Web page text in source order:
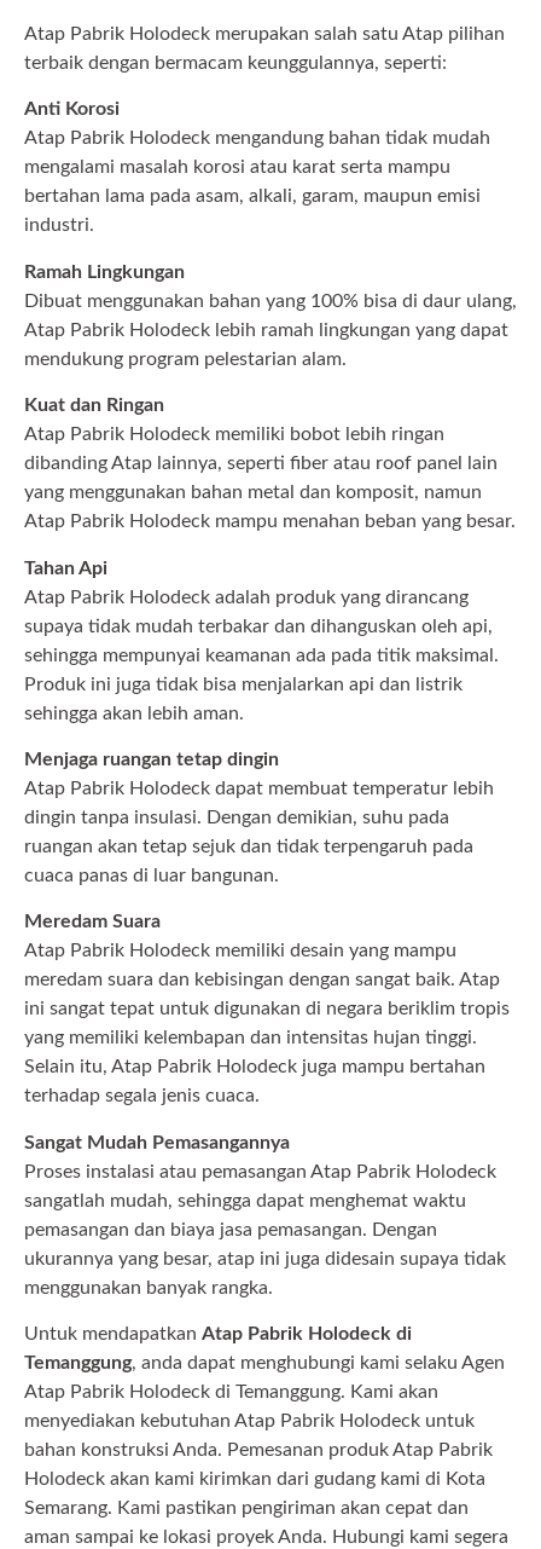
Atap Pabrik Holodeck merupakan salah satu Atap pilihan
terbaik dengan bermacam keunggulannya, seperti:
Anti Korosi
Atap Pabrik Holodeck mengandung bahan tidak mudah
mengalami masalah korosi atau karat serta mampu
bertahan lama pada asam, alkali, garam, maupun emisi
industri.
Ramah Lingkungan
Dibuat menggunakan bahan yang 100% bisa di daur ulang,
Atap Pabrik Holodeck lebih ramah lingkungan yang dapat
mendukung program pelestarian alam.
Kuat dan Ringan
Atap Pabrik Holodeck memiliki bobot lebih ringan
dibanding Atap lainnya, seperti fiber atau roof panel lain
yang menggunakan bahan metal dan komposit, namun
Atap Pabrik Holodeck mampu menahan beban yang besar.
Tahan Api
Atap Pabrik Holodeck adalah produk yang dirancang
supaya tidak mudah terbakar dan dihanguskan oleh api,
sehingga mempunyai keamanan ada pada titik maksimal.
Produk ini juga tidak bisa menjalarkan api dan listrik
sehingga akan lebih aman.
Menjaga ruangan tetap dingin
Atap Pabrik Holodeck dapat membuat temperatur lebih
dingin tanpa insulasi. Dengan demikian, suhu pada
ruangan akan tetap sejuk dan tidak terpengaruh pada
cuaca panas di luar bangunan.
Meredam Suara
Atap Pabrik Holodeck memiliki desain yang mampu
meredam suara dan kebisingan dengan sangat baik. Atap
ini sangat tepat untuk digunakan di negara beriklim tropis
yang memiliki kelembapan dan intensitas hujan tinggi.
Selain itu, Atap Pabrik Holodeck juga mampu bertahan
terhadap segala jenis cuaca.
Sangat Mudah Pemasangannya
Proses instalasi atau pemasangan Atap Pabrik Holodeck
sangatlah mudah, sehingga dapat menghemat waktu
pemasangan dan biaya jasa pemasangan. Dengan
ukurannya yang besar, atap ini juga didesain supaya tidak
menggunakan banyak rangka.
Untuk mendapatkan Atap Pabrik Holodeck di
Temanggung, anda dapat menghubungi kami selaku Agen
Atap Pabrik Holodeck di Temanggung. Kami akan
menyediakan kebutuhan Atap Pabrik Holodeck untuk
bahan konstruksi Anda. Pemesanan produk Atap Pabrik
Holodeck akan kami kirimkan dari gudang kami di Kota
Semarang. Kami pastikan pengiriman akan cepat dan
aman sampai ke lokasi proyek Anda. Hubungi kami segera